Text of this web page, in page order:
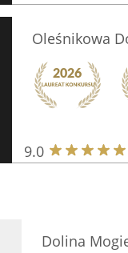
Oleśnikowa
9.0
Dolina